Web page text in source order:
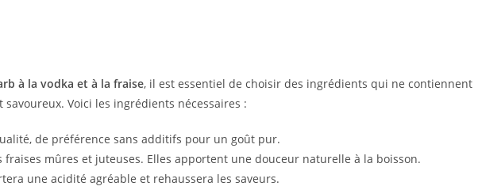
à la vodka et à la fraise, il est essentiel de choisir des ingrédients qui ne contiennent
Voici les ingrédients nécessaires :
de préférence sans additifs pour un goût pur.
fraises mûres et juteuses. Elles apportent une douceur naturelle à la boisson.
une acidité agréable et rehaussera les saveurs.